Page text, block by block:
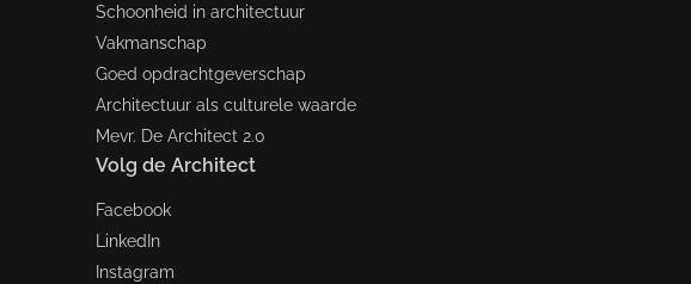
Schoonheid in architectuur
Vakmanschap
Goed opdrachtgeverschap
Architectuur als culturele waarde
Mevr. De Architect 2.0
Volg de Architect
Facebook
LinkedIn
Instagram